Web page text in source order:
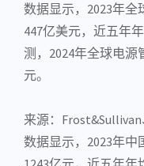
数据显示，2023年
447亿美元，近五年
测，2024年全球电源
元。
来源：
数据显示，2023年